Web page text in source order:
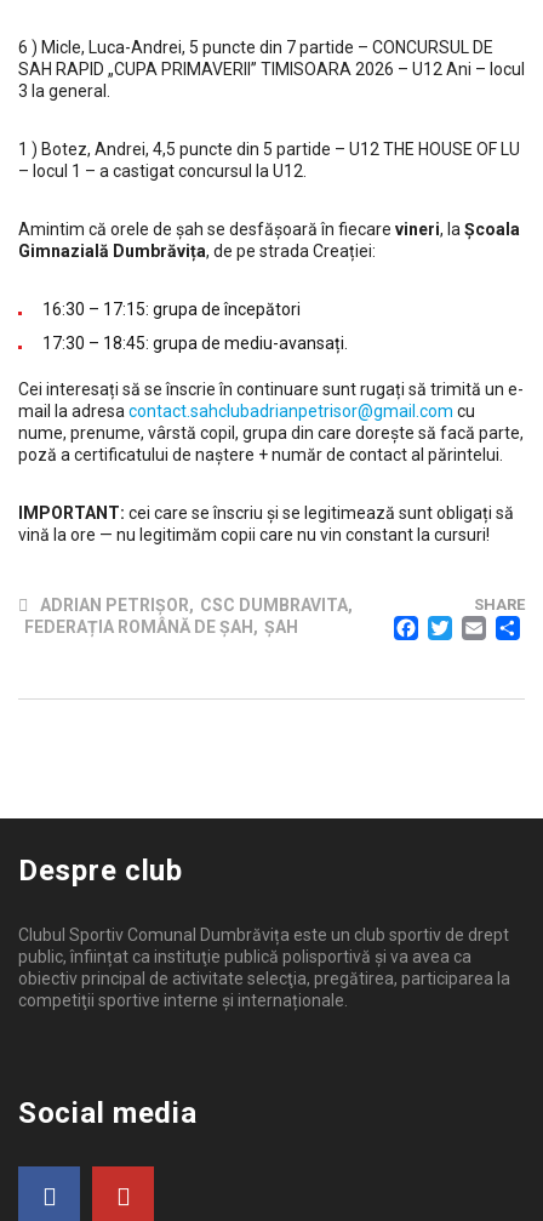
6 ) Micle, Luca-Andrei, 5 puncte din 7 partide – CONCURSUL DE
SAH RAPID „CUPA PRIMAVERII” TIMISOARA 2026 – U12 Ani – locul
3 la general.
1 ) Botez, Andrei, 4,5 puncte din 5 partide – U12 THE HOUSE OF LU
– locul 1 – a castigat concursul la U12.
Amintim că orele de șah se desfășoară în fiecare vineri, la Școala
Gimnazială Dumbrăvița, de pe strada Creației:
16:30 – 17:15: grupa de începători
17:30 – 18:45: grupa de mediu-avansați.
Cei interesați să se înscrie în continuare sunt rugați să trimită un e-
mail la adresa contact.sahclubadrianpetrisor@gmail.com cu
nume, prenume, vârstă copil, grupa din care dorește să facă parte,
poză a certificatului de naștere + număr de contact al părintelui.
IMPORTANT: cei care se înscriu și se legitimează sunt obligați să
vină la ore — nu legitimăm copii care nu vin constant la cursuri!
ADRIAN PETRIȘOR, CSC DUMBRAVITA,
FEDERAȚIA ROMÂNĂ DE ȘAH , ȘAH
SHARE
Despre club
Clubul Sportiv Comunal Dumbrăvița este un club sportiv de drept
public, înființat ca instituţie publică polisportivă și va avea ca
obiectiv principal de activitate selecţia, pregătirea, participarea la
competiţii sportive interne şi internaționale.
Social media